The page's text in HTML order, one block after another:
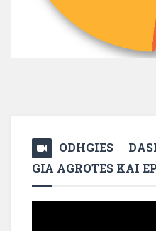
ODHGIES
GIA AGROTES KAI